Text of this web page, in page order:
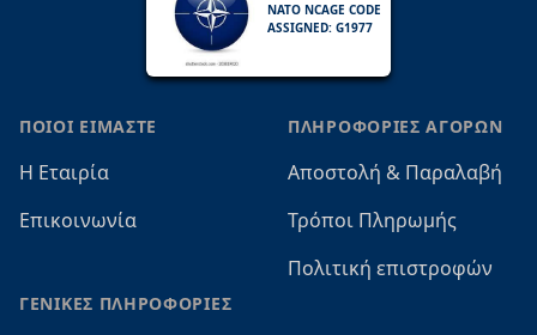
NATO NCAGE CODE
ASSIGNED: G1977
ΠΟΙΟΙ ΕΙΜΑΣΤΕ
Η Εταιρία
Επικοινωνία
ΓΕΝΙΚΕΣ ΠΛΗΡΟΦΟΡΙΕΣ
ΠΛΗΡΟΦΟΡΙΕΣ ΑΓΟΡΩΝ
Αποστολή & Παραλαβή
Τρόποι Πληρωμής
Πολιτική επιστροφών